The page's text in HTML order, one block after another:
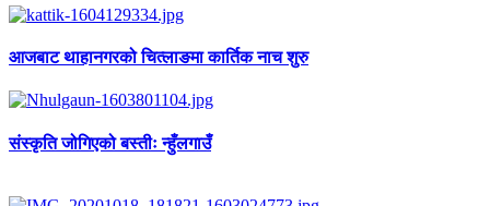
आजबाट थाहानगरको चित्लाङमा कार्तिक नाच शुरु
संस्कृति जोगिएको बस्तीः न्हुँलगाउँ